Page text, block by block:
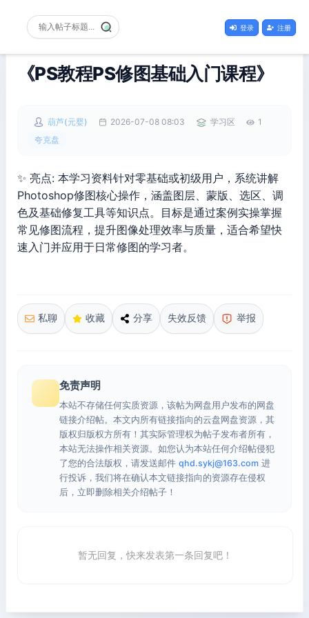
登录 注册
《PS教程PS修图基础入门课程》
葫芦(元婴) 2026-07-08 08:03 学习区
1
夸克盘
✨ 亮点: 本学习资料针对零基础或初级用户，系统讲解
Photoshop修图核心操作，涵盖图层、蒙版、选区、调
色及基础修复工具等知识点。目标是通过案例实操掌握
常见修图流程，提升图像处理效率与质量，适合希望快
速入门并应用于日常修图的学习者。
私聊 收藏 分享 失效反馈 举报
免责声明
本站不存储任何实质资源，该帖为网盘用户发布的网盘
链接介绍帖。本文内所有链接指向的云盘网盘资源，其
版权归版权方所有！其实际管理权为帖子发布者所有，
本站无法操作相关资源。如您认为本站任何介绍帖侵犯
了您的合法版权，请发送邮件 qhd.sykj@163.com 进
行投诉，我们将在确认本文链接指向的资源存在侵权
后，立即删除相关介绍帖子！
暂无回复，快来发表第一条回复吧！